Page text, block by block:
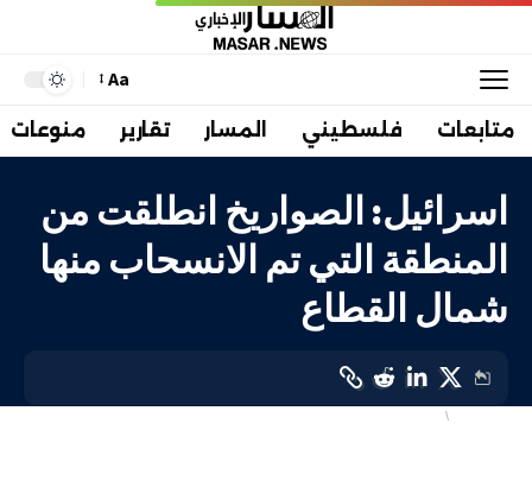
Aa
متابعات فلسطيني المسار تقارير منوعات
اسرائيل: الصواريخ انطلقت من
المنطقة التي تم الانسحاب منها
شمال القطاع
أهم الاخبارإسرائيليات